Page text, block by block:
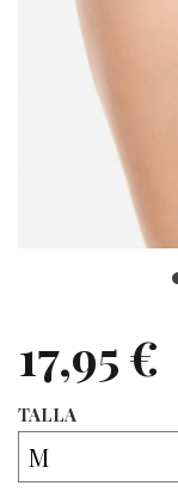
17,95 €
TALLA